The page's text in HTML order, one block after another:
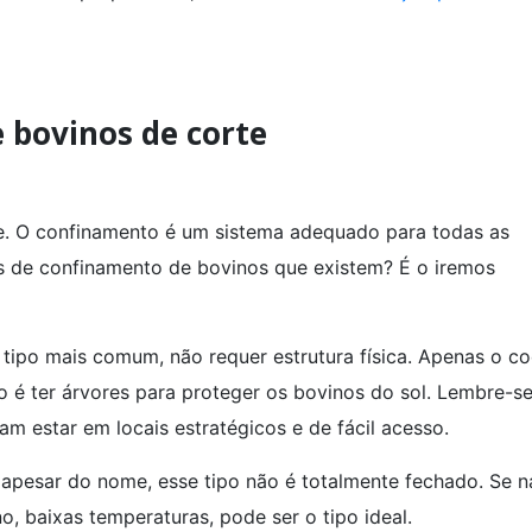
de corte
confinamento é um sistema adequado para todas as
confinamento de bovinos que existem? É o iremos
mais comum, não requer estrutura física. Apenas o
é ter árvores para proteger os bovinos do sol. Lembre-se
estar em locais estratégicos e de fácil acesso.
do nome, esse tipo não é totalmente fechado. Se
baixas temperaturas, pode ser o tipo ideal.